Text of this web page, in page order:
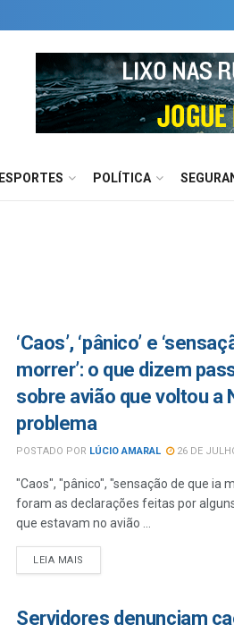
ESPORTES POLÍTICA
‘Caos’, ‘pânico’ e
morrer’: o que dizem
sobre avião que voltou a
problema
POSTADO POR LÚCIO AMARAL 26 DE
"Caos", "pânico", "sensação de que ia
foram as declarações feitas por
que estavam no avião ...
LEIA MAIS
Servidores denunciam